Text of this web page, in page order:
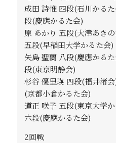
成田 詩惟 四段(石川かる
段(慶應かるた会)
原 あかり 五段(大津あき
五段(早稲田大学かるた会)
矢島 聖蘭 八段(慶應かる
段(東京明静会)
杉谷 優里瑛 四段(福井渚
(京都小倉かるた会)
道正 咲子 五段(東京大学
六段(慶應かるた会)
2回戦